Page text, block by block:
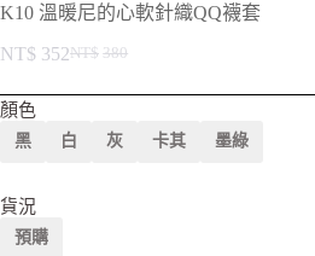
K10 溫暖尼的心軟針織QQ襪套
NT$ 380
NT$ 352
顏色
黑 白 灰 卡其 墨綠
貨況
預購